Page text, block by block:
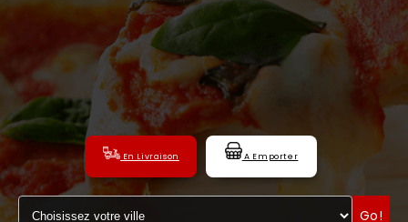
VOTRE COMPTE
NOTRE RESTAURANT
VOS AVIS
MENTIONS LÉGALES
C.G.V
En Livraison A Emporter
Go!